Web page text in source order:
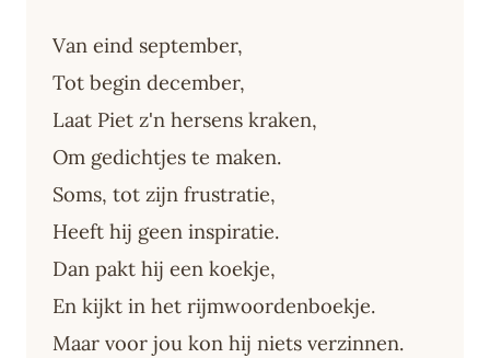
Van eind september,
Tot begin december,
Laat Piet z'n hersens kraken,
Om gedichtjes te maken.
Soms, tot zijn frustratie,
Heeft hij geen inspiratie.
Dan pakt hij een koekje,
En kijkt in het rijmwoordenboekje.
Maar voor jou kon hij niets verzinnen.